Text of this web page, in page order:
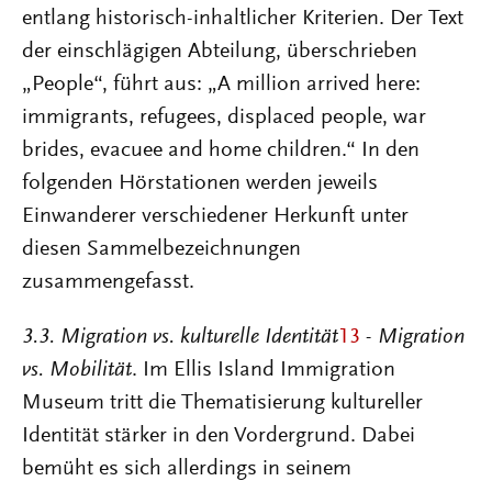
entlang historisch-inhaltlicher Kriterien. Der Text
der einschlägigen Abteilung, überschrieben
„People“, führt aus: „A million arrived here:
immigrants, refugees, displaced people, war
brides, evacuee and home children.“ In den
folgenden Hörstationen werden jeweils
Einwanderer verschiedener Herkunft unter
diesen Sammelbezeichnungen
zusammengefasst.
3.3. Migration vs. kulturelle Identität 13 - Migration
vs. Mobilität. Im Ellis Island Immigration
Museum tritt die Thematisierung kultureller
Identität stärker in den Vordergrund. Dabei
bemüht es sich allerdings in seinem